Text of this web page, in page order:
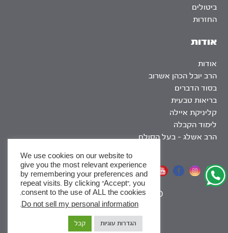
אודות
אודות
הרב יובל הכהן אשרוב
בסוד הדברים
בריאות טבעית
קליניקת איילה
לימוד הקבלה
הרב אשלג – בעל הסולם
ביטולים
החזרות
אתר שומר שבת
SEO
|
We use cookies on our website to
give you the most relevant experience
by remembering your preferences and
repeat visits. By clicking “Accept”, you
consent to the use of ALL the cookies.
Do not sell my personal information
.
הגדרות עוגיות קבל
x